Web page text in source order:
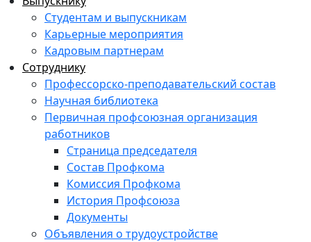
Студентам и выпускникам
Карьерные мероприятия
Кадровым партнерам
Сотруднику
Профессорско-преподавательский состав
Научная библиотека
Первичная профсоюзная организация
работников
Страница председателя
Состав Профкома
Комиссия Профкома
История Профсоюза
Документы
Объявления о трудоустройстве